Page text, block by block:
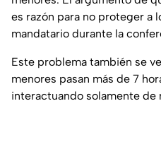
es razón para no proteger a
mandatario durante la
Este problema también se
menores pasan más de 7
interactuando solamente de